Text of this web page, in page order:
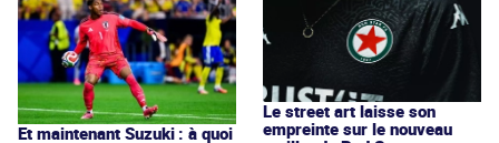
Et maintenant Suzuki : à quoi
Le street art laisse son
empreinte sur le nouveau